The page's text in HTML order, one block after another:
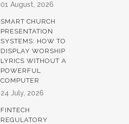
01 August, 2026
SMART CHURCH
PRESENTATION
SYSTEMS: HOW TO
DISPLAY WORSHIP
LYRICS WITHOUT A
POWERFUL
COMPUTER
24 July, 2026
FINTECH
REGULATORY